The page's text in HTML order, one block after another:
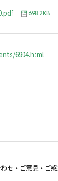
698.2KB
6904.html
せ・ ご意見・ご